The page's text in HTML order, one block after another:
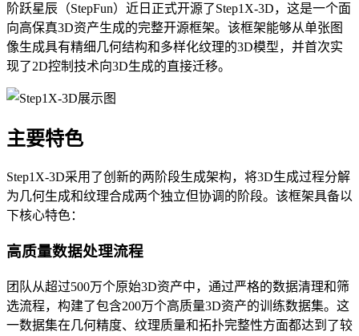
阶跃星辰（StepFun）近日正式开源了Step1X-3D，这是一个面
向高保真3D资产生成的完整开源框架。该框架能够从单张图
像生成具有精细几何结构和多样化纹理的3D模型，并首次实
现了2D控制技术向3D生成的直接迁移。
主要特色
Step1X-3D采用了创新的两阶段生成架构，将3D生成过程分解
为几何生成和纹理合成两个独立但协调的阶段。该框架具备以
下核心特色：
高质量数据处理流程
团队从超过500万个原始3D资产中，通过严格的数据清理和筛
选流程，构建了包含200万个高质量3D资产的训练数据集。这
一数据集在几何精度、纹理质量和拓扑完整性方面都达到了较